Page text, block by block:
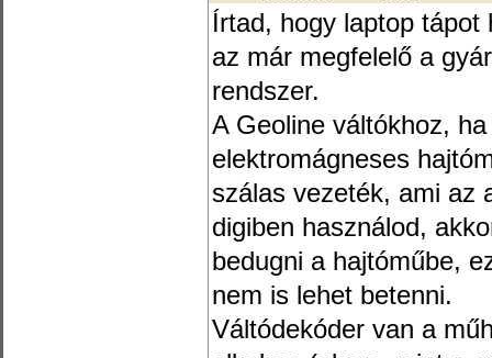
Írtad, hogy laptop
az már megfelelő a
rendszer.
A Geoline váltókhoz,
elektromágneses
szálas vezeték, ami az
digiben használod,
bedugni a hajtóműbe,
nem is lehet betenni.
Váltódekóder van a